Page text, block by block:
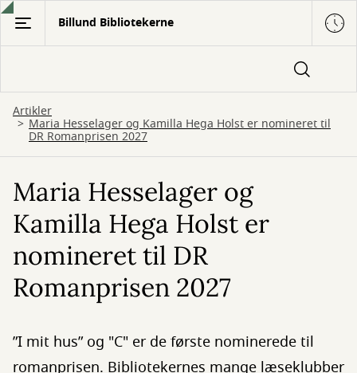
Gå
hovedindhold
Billund Bibliotekerne
Artikler
Maria Hesselager og Kamilla Hega Holst er nomineret til
DR Romanprisen 2027
Maria Hesselager og
Kamilla Hega Holst er
nomineret til DR
Romanprisen 2027
”I mit hus” og "C" er de første nominerede til
romanprisen. Bibliotekernes mange læseklubber